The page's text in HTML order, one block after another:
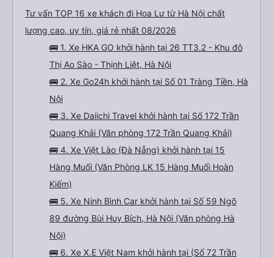
Tư vấn TOP 16 xe khách đi Hoa Lư từ Hà Nội chất
lượng cao, uy tín, giá rẻ nhất 08/2026
🚌 1. Xe HKA GO khởi hành tại 26 TT3.2 - Khu đô
Thị Ao Sào - Thịnh Liệt, Hà Nội
🚌 2. Xe Go24h khởi hành tại Số 01 Tràng Tiền, Hà
Nội
🚌 3. Xe Daiichi Travel khởi hành tại Số 172 Trần
Quang Khải (Văn phòng 172 Trần Quang Khải)
🚌 4. Xe Việt Lào (Đà Nẵng) khởi hành tại 15
Hàng Muối (Văn Phòng LK 15 Hàng Muối Hoàn
Kiếm)
🚌 5. Xe Ninh Bình Car khởi hành tại Số 59 Ngõ
89 đường Bùi Huy Bích, Hà Nội (Văn phòng Hà
Nội)
🚌 6. Xe X.E Việt Nam khởi hành tại (Số 72 Trần